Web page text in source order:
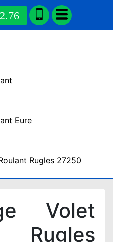
Eure
Rugles 27250
Volet
Rugles